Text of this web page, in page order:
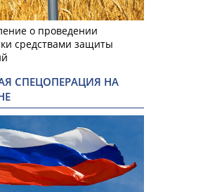
о проведении
средствами защиты
СПЕЦОПЕРАЦИЯ НА